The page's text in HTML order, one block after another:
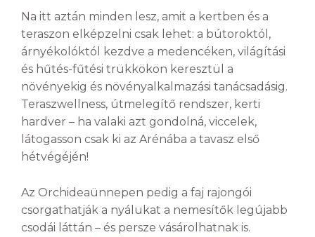
Na itt aztán minden lesz, amit a kertben és a
teraszon elképzelni csak lehet: a bútoroktól,
árnyékolóktól kezdve a medencéken, világítási
és hűtés-fűtési trükkökön keresztül a
növényekig és növényalkalmazási tanácsadásig.
Teraszwellness, útmelegítő rendszer, kerti
hardver – ha valaki azt gondolná, viccelek,
látogasson csak ki az Arénába a tavasz első
hétvégéjén!
Az Orchideaünnepen pedig a faj rajongói
csorgathatják a nyálukat a nemesítők legújabb
csodái láttán – és persze vásárolhatnak is.